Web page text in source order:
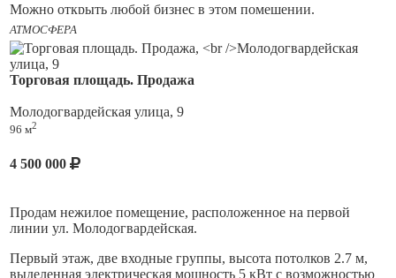
2 ЭТАЖ
3 кабинета, санузел и кладовка;
Звоните или пишите - и мы расскажем о других
преимуществах, также проведем показ помещения
коммерческой недвижимости
безопасных расчётов и юридическую защиту
Можно открыть любой бизнес в этом помещении.
Преимущества покупки офиса для Вашего бизнеса:
1. Возможность переехать в собственное помещение и
заменить плату за аренду ежемесячными ипотечными
платежами, которые будут практически равны текущей
2. Постоянный спрос на коммерческую недвижимость
Хорошая пешая и транспортная доступность, удобные
подъездные пути, рядом остановка общественного
транспорта.
АТМОСФЕРА
Торговая площадь. Продажа
Молодогвардейская улица, 9
96 м2
4 500 000
Продам нежилое помещение, расположенное на первой
линии ул. Молодогвардейская.
Первый этаж, две входные группы, высота потолков 2.7 м,
выделенная электрическая мощность 5 кВт с возможностью